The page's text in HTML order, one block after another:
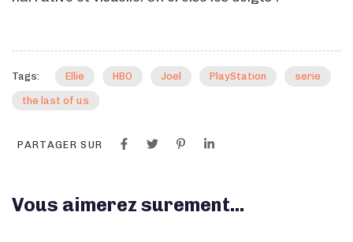
Tags: Ellie HBO Joel PlayStation serie
the last of us
PARTAGER SUR
Vous aimerez surement...